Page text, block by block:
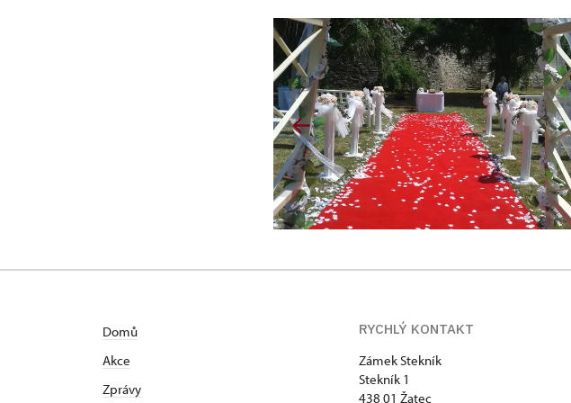
Domů
Akce
Zprávy
RYCHLÝ KONTAKT
Zámek Stekník
Stekník 1
438 01 Žatec